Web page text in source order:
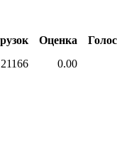
Оценка
21166 0.00